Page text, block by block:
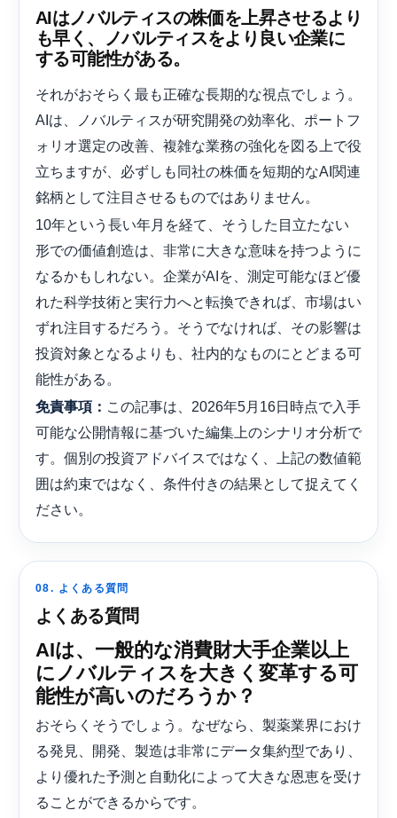
AIはノバルティスの株価を上昇させるより
も早く、ノバルティスをより良い企業に
する可能性がある。
それがおそらく最も正確な長期的な視点でしょう。
AIは、ノバルティスが研究開発の効率化、ポートフ
ォリオ選定の改善、複雑な業務の強化を図る上で役
立ちますが、必ずしも同社の株価を短期的なAI関連
銘柄として注目させるものではありません。
10年という長い年月を経て、そうした目立たない
形での価値創造は、非常に大きな意味を持つように
なるかもしれない。企業がAIを、測定可能なほど優
れた科学技術と実行力へと転換できれば、市場はい
ずれ注目するだろう。そうでなければ、その影響は
投資対象となるよりも、社内的なものにとどまる可
能性がある。
免責事項： この記事は、2026年5月16日時点で入手
可能な公開情報に基づいた編集上のシナリオ分析で
す。個別の投資アドバイスではなく、上記の数値範
囲は約束ではなく、条件付きの結果として捉えてく
ださい。
08. よくある質問
よくある質問
AIは、一般的な消費財大手企業以上
にノバルティスを大きく変革する可
能性が高いのだろうか？
おそらくそうでしょう。なぜなら、製薬業界におけ
る発見、開発、製造は非常にデータ集約型であり、
より優れた予測と自動化によって大きな恩恵を受け
ることができるからです。